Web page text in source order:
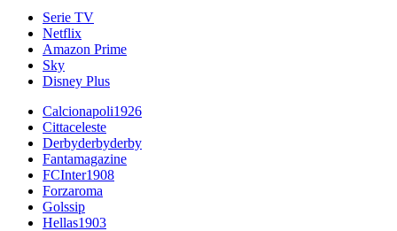
Serie TV
Netflix
Amazon Prime
Sky
Disney Plus
Calcionapoli1926
Cittaceleste
Derbyderbyderby
Fantamagazine
FCInter1908
Forzaroma
Golssip
Hellas1903